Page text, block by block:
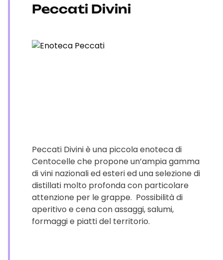
Peccati Divini
Peccati Divini è una piccola enoteca di
Centocelle che propone un’ampia gamma
di vini nazionali ed esteri ed una selezione di
distillati molto profonda con particolare
attenzione per le grappe. Possibilità di
aperitivo e cena con assaggi, salumi,
formaggi e piatti del territorio.